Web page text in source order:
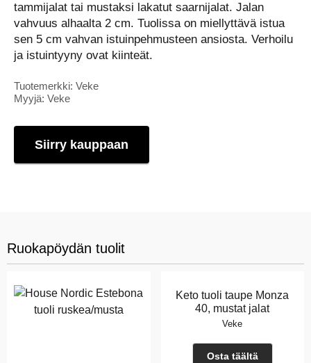
tammijalat tai mustaksi lakatut saarnijalat. Jalan
vahvuus alhaalta 2 cm. Tuolissa on miellyttävä istua
sen 5 cm vahvan istuinpehmusteen ansiosta. Verhoilu
ja istuintyyny ovat kiinteät.
Tuotemerkki: Veke
Myyjä: Veke
Siirry kauppaan
Ruokapöydän tuolit
Keto tuoli taupe Monza
40, mustat jalat
Veke
Osta täältä